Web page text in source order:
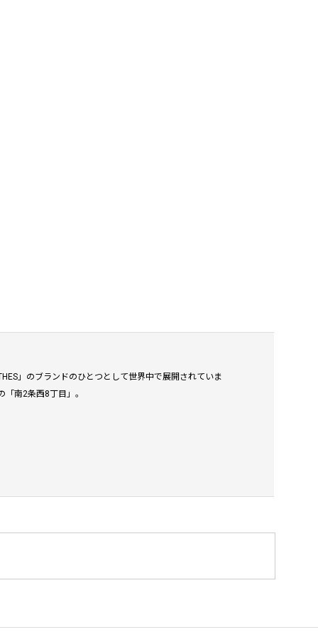
」のブランドのひとつとして世界中で展開されていま
南2条西8丁目」。